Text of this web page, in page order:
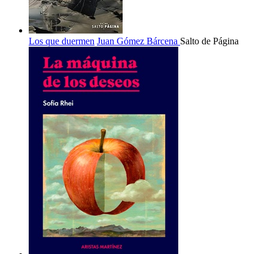
Los que duermen Juan Gómez Bárcena Salto de Página